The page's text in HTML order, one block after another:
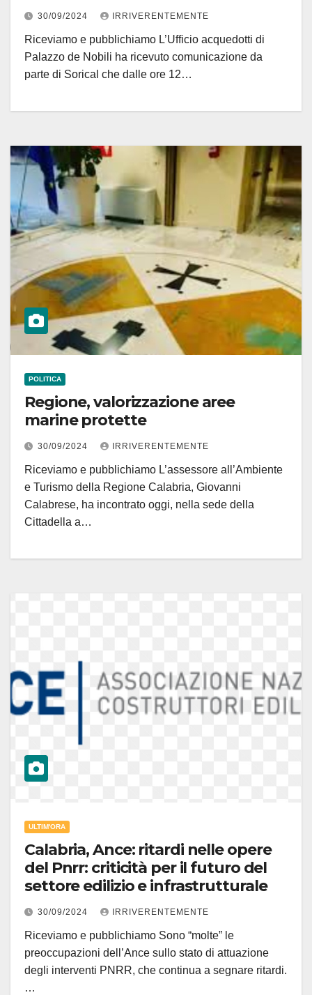
30/09/2024 IRRIVERENTEMENTE
Riceviamo e pubblichiamo L’Ufficio acquedotti di
Palazzo de Nobili ha ricevuto comunicazione da
parte di Sorical che dalle ore 12…
POLITICA
Regione, valorizzazione aree
marine protette
30/09/2024 IRRIVERENTEMENTE
Riceviamo e pubblichiamo L’assessore all’Ambiente
e Turismo della Regione Calabria, Giovanni
Calabrese, ha incontrato oggi, nella sede della
Cittadella a…
ULTIM'ORA
Calabria, Ance: ritardi nelle opere
del Pnrr: criticità per il futuro del
settore edilizio e infrastrutturale
30/09/2024 IRRIVERENTEMENTE
Riceviamo e pubblichiamo Sono “molte” le
preoccupazioni dell’Ance sullo stato di attuazione
degli interventi PNRR, che continua a segnare ritardi.
…